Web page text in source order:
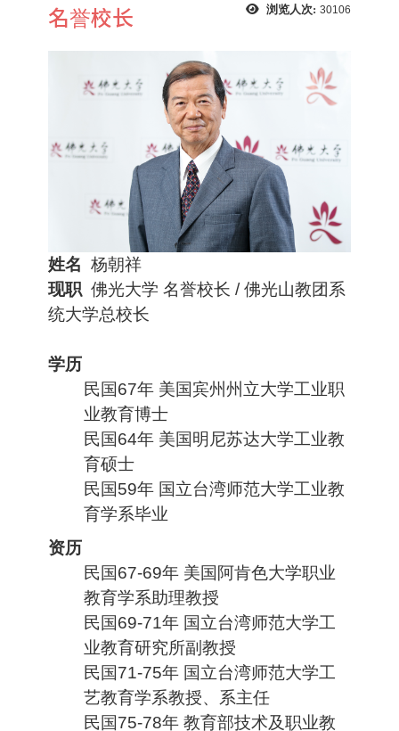
浏览人次: 30106
名誉校长
姓名 杨朝祥
现职 佛光大学 名誉校长 / 佛光山教团系
统大学总校长
学历
民国67年 美国宾州州立大学工业职
业教育博士
民国64年 美国明尼苏达大学工业教
育硕士
民国59年 国立台湾师范大学工业教
育学系毕业
资历
民国67-69年 美国阿肯色大学职业
教育学系助理教授
民国69-71年 国立台湾师范大学工
业教育研究所副教授
民国71-75年 国立台湾师范大学工
艺教育学系教授、系主任
民国75-78年 教育部技术及职业教